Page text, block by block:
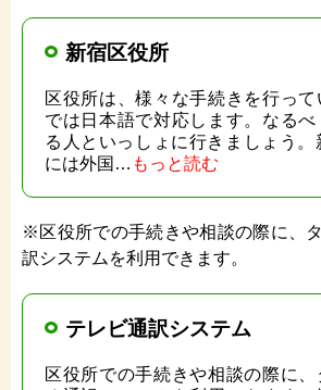
新宿区役所
区役所は、様々な手続きを行っ
では日本語で対応します。なる
る人といっしょに行きましょう
には外国… もっと読む
※区役所での手続きや相談の際に、
訳システムを利用できます。
テレビ通訳システム
区役所での手続きや相談の際に、